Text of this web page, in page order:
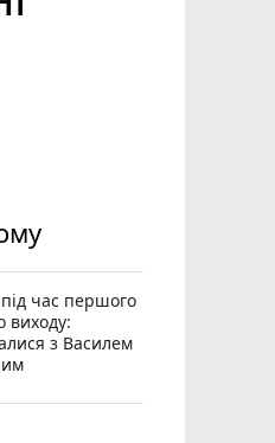
час першого
виходу:
з Василем